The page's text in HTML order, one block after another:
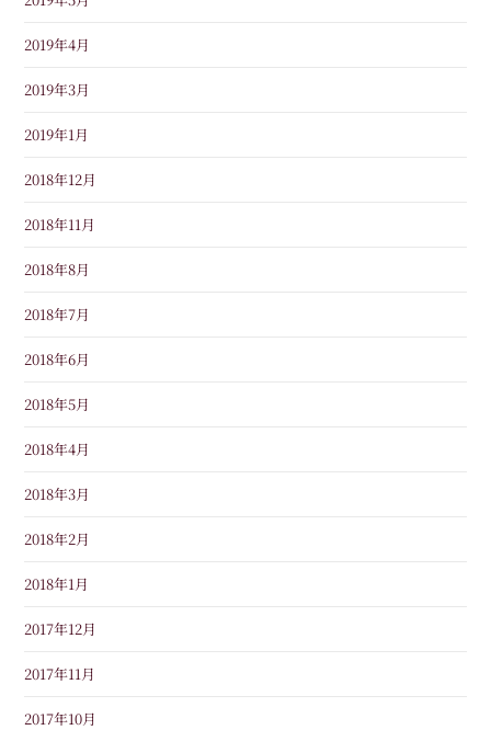
2019年4月
2019年3月
2019年1月
2018年12月
2018年11月
2018年8月
2018年7月
2018年6月
2018年5月
2018年4月
2018年3月
2018年2月
2018年1月
2017年12月
2017年11月
2017年10月